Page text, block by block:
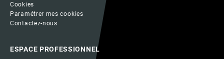
Cookies
Paramétrer mes cookies
Contactez-nous
ESPACE PROFESSIONNEL